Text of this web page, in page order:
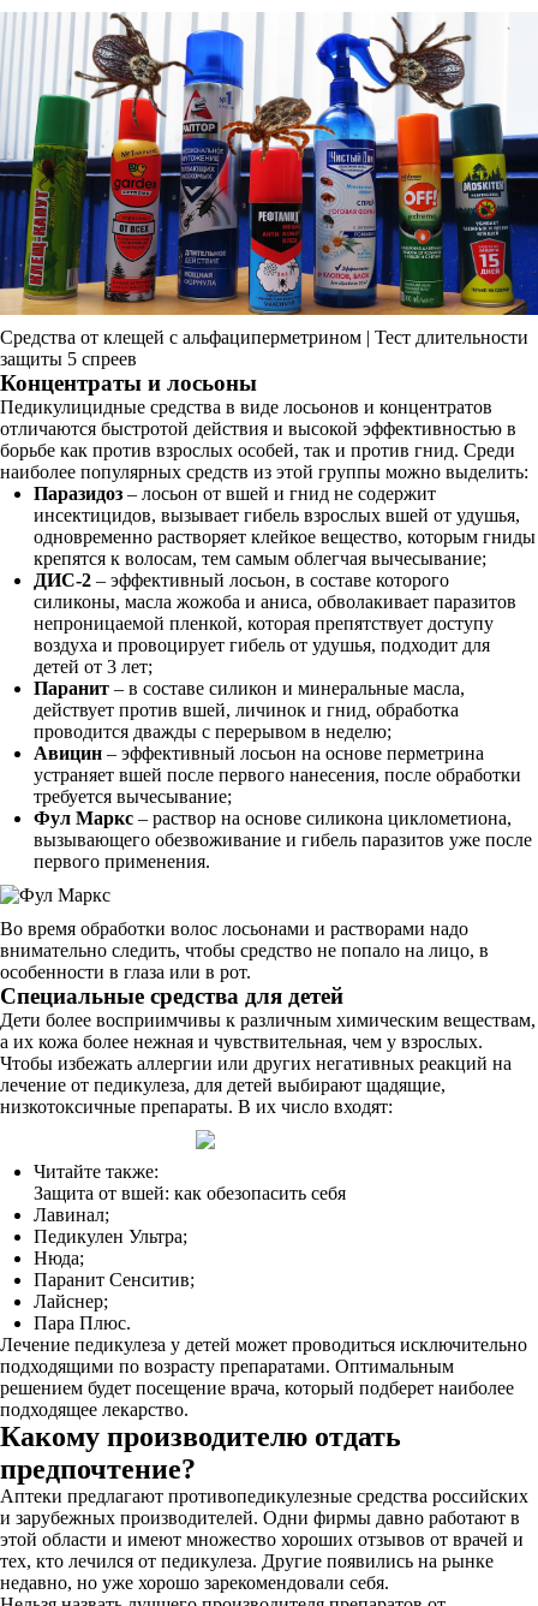
Средства от клещей с альфациперметрином | Тест длительности
защиты 5 спреев
Концентраты и лосьоны
Педикулицидные средства в виде лосьонов и концентратов
отличаются быстротой действия и высокой эффективностью в
борьбе как против взрослых особей, так и против гнид. Среди
наиболее популярных средств из этой группы можно выделить:
Паразидоз – лосьон от вшей и гнид не содержит
инсектицидов, вызывает гибель взрослых вшей от удушья,
одновременно растворяет клейкое вещество, которым гниды
крепятся к волосам, тем самым облегчая вычесывание;
ДИС-2 – эффективный лосьон, в составе которого
силиконы, масла жожоба и аниса, обволакивает паразитов
непроницаемой пленкой, которая препятствует доступу
воздуха и провоцирует гибель от удушья, подходит для
детей от 3 лет;
Паранит – в составе силикон и минеральные масла,
действует против вшей, личинок и гнид, обработка
проводится дважды с перерывом в неделю;
Авицин – эффективный лосьон на основе перметрина
устраняет вшей после первого нанесения, после обработки
требуется вычесывание;
Фул Маркс – раствор на основе силикона циклометиона,
вызывающего обезвоживание и гибель паразитов уже после
первого применения.
Во время обработки волос лосьонами и растворами надо
внимательно следить, чтобы средство не попало на лицо, в
особенности в глаза или в рот.
Специальные средства для детей
Дети более восприимчивы к различным химическим веществам,
а их кожа более нежная и чувствительная, чем у взрослых.
Чтобы избежать аллергии или других негативных реакций на
лечение от педикулеза, для детей выбирают щадящие,
низкотоксичные препараты. В их число входят:
Читайте также:
Защита от вшей: как обезопасить себя
Лавинал;
Педикулен Ультра;
Нюда;
Паранит Сенситив;
Лайснер;
Пара Плюс.
Лечение педикулеза у детей может проводиться исключительно
подходящими по возрасту препаратами. Оптимальным
решением будет посещение врача, который подберет наиболее
подходящее лекарство.
Какому производителю отдать
предпочтение?
Аптеки предлагают противопедикулезные средства российских
и зарубежных производителей. Одни фирмы давно работают в
этой области и имеют множество хороших отзывов от врачей и
тех, кто лечился от педикулеза. Другие появились на рынке
недавно, но уже хорошо зарекомендовали себя.